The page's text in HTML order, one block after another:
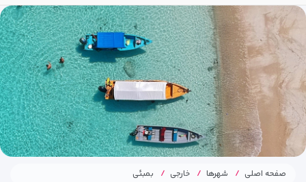
صفحه اصلی شهرها خارجی بمبئی